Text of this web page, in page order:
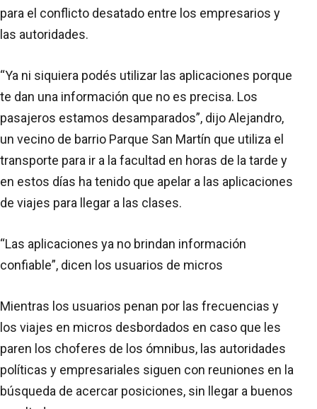
para el conflicto desatado entre los empresarios y
las autoridades.
“Ya ni siquiera podés utilizar las aplicaciones porque
te dan una información que no es precisa. Los
pasajeros estamos desamparados”, dijo Alejandro,
un vecino de barrio Parque San Martín que utiliza el
transporte para ir a la facultad en horas de la tarde y
en estos días ha tenido que apelar a las aplicaciones
de viajes para llegar a las clases.
“Las aplicaciones ya no brindan información
confiable”, dicen los usuarios de micros
Mientras los usuarios penan por las frecuencias y
los viajes en micros desbordados en caso que les
paren los choferes de los ómnibus, las autoridades
políticas y empresariales siguen con reuniones en la
búsqueda de acercar posiciones, sin llegar a buenos